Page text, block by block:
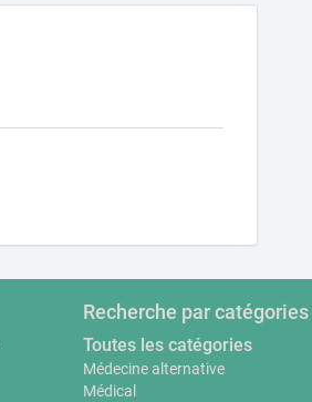
Recherche par catégories
Toutes les catégories
Médecine alternative
Médical